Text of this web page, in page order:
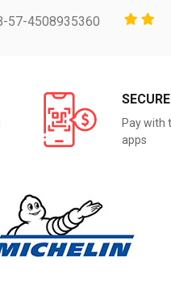
4508935360-CB-57
Pay with
apps